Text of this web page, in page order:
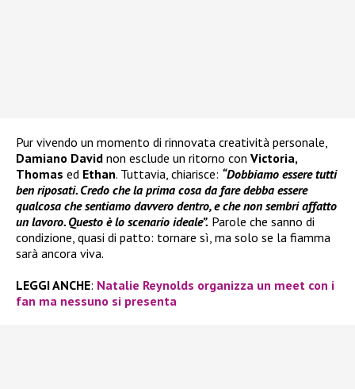
Pur vivendo un momento di rinnovata creatività personale,
Damiano David non esclude un ritorno con Victoria,
Thomas ed Ethan. Tuttavia, chiarisce: “Dobbiamo essere tutti
ben riposati. Credo che la prima cosa da fare debba essere
qualcosa che sentiamo davvero dentro, e che non sembri affatto
un lavoro. Questo è lo scenario ideale”. Parole che sanno di
condizione, quasi di patto: tornare sì, ma solo se la fiamma
sarà ancora viva.
LEGGI ANCHE: Natalie Reynolds organizza un meet con i
fan ma nessuno si presenta